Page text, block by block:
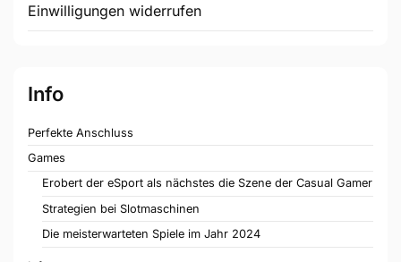
Einwilligungen widerrufen
Info
Perfekte Anschluss
Games
Erobert der eSport als nächstes die Szene der Casual Gamer
Strategien bei Slotmaschinen
Die meisterwarteten Spiele im Jahr 2024